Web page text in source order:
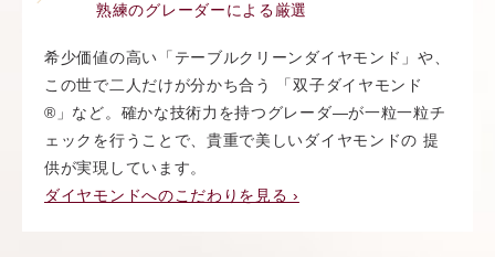
熟練のグレーダーによる厳選
希少価値の高い「テーブルクリーンダイヤモンド」や、
この世で二人だけが分かち合う 「双子ダイヤモンド
®︎」など。確かな技術力を持つグレーダ―が一粒一粒チ
ェックを行うことで、貴重で美しいダイヤモンドの 提
供が実現しています。
ダイヤモンドへのこだわりを見る ›